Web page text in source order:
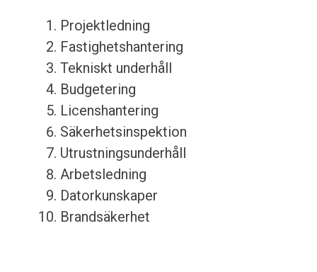
Projektledning
Fastighetshantering
Tekniskt underhåll
Budgetering
Licenshantering
Säkerhetsinspektion
Utrustningsunderhåll
Arbetsledning
Datorkunskaper
Brandsäkerhet